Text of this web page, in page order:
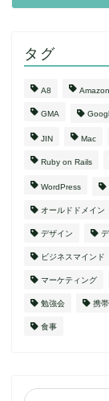
タグ
A8 Amazon
GMA
JIN Mac
Ruby on Rails
WordPress
オールドドメイン
デザイン
ビジネスマインド
マーケティング
勉強会 携帯
食事